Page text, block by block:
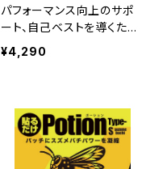
パフォーマンス向上のサポ
ート、自己ベストを導くため
に考案されたスーパーソッ
クス ビーダッシュ/B-Dash
¥4,290